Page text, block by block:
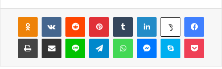
فيسبوك ‫X لينكدإن بينتيريست
سكايب واتساب لاين